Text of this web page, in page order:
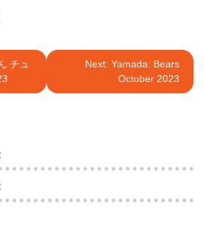
チュ
Next: Yamada: Bears
October 2023